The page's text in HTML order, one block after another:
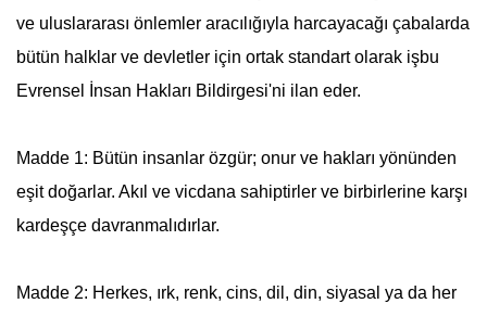
ve uluslararası önlemler aracılığıyla harcayacağı çabalarda
bütün halklar ve devletler için ortak standart olarak işbu
Evrensel İnsan Hakları Bildirgesi'ni ilan eder.
Madde 1: Bütün insanlar özgür; onur ve hakları yönünden
eşit doğarlar. Akıl ve vicdana sahiptirler ve birbirlerine karşı
kardeşçe davranmalıdırlar.
Madde 2: Herkes, ırk, renk, cins, dil, din, siyasal ya da her